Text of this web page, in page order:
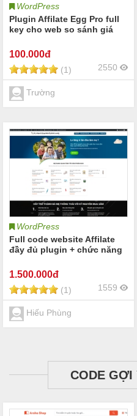
WordPress
Plugin Affilate Egg Pro full
key cho web so sánh giá
100.000đ
(1) 2550
Trường
WordPress
Full code website Affilate
đầy đủ plugin + chức năng
1.500.000đ
(1) 1559
Hiếu Phùng
CODE GỢI